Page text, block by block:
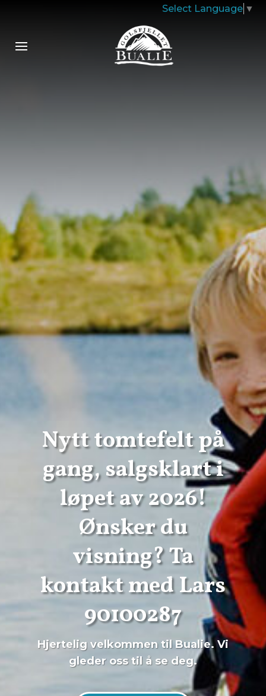
Select Language ▼
Nytt tomtefelt på
gang, salgsklart i
løpet av 2026!
Ønsker du
visning? Ta
kontakt med Lars
90100287
Hjertelig velkommen til Bualie. Vi
gleder oss til å se deg.